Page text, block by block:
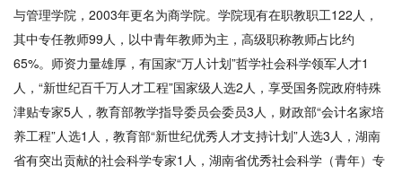
与管理学院，2003年更名为商学院。学院现有在职教职工122人，
其中专任教师99人，以中青年教师为主，高级职称教师占比约
65%。师资力量雄厚，有国家“万人计划”哲学社会科学领军人才1
人，“新世纪百千万人才工程”国家级人选2人，享受国务院政府特殊
津贴专家5人，教育部教学指导委员会委员3人，财政部“会计名家培
养工程”人选1人，教育部“新世纪优秀人才支持计划”人选3人，湖南
省有突出贡献的社会科学专家1人，湖南省优秀社会科学（青年）专